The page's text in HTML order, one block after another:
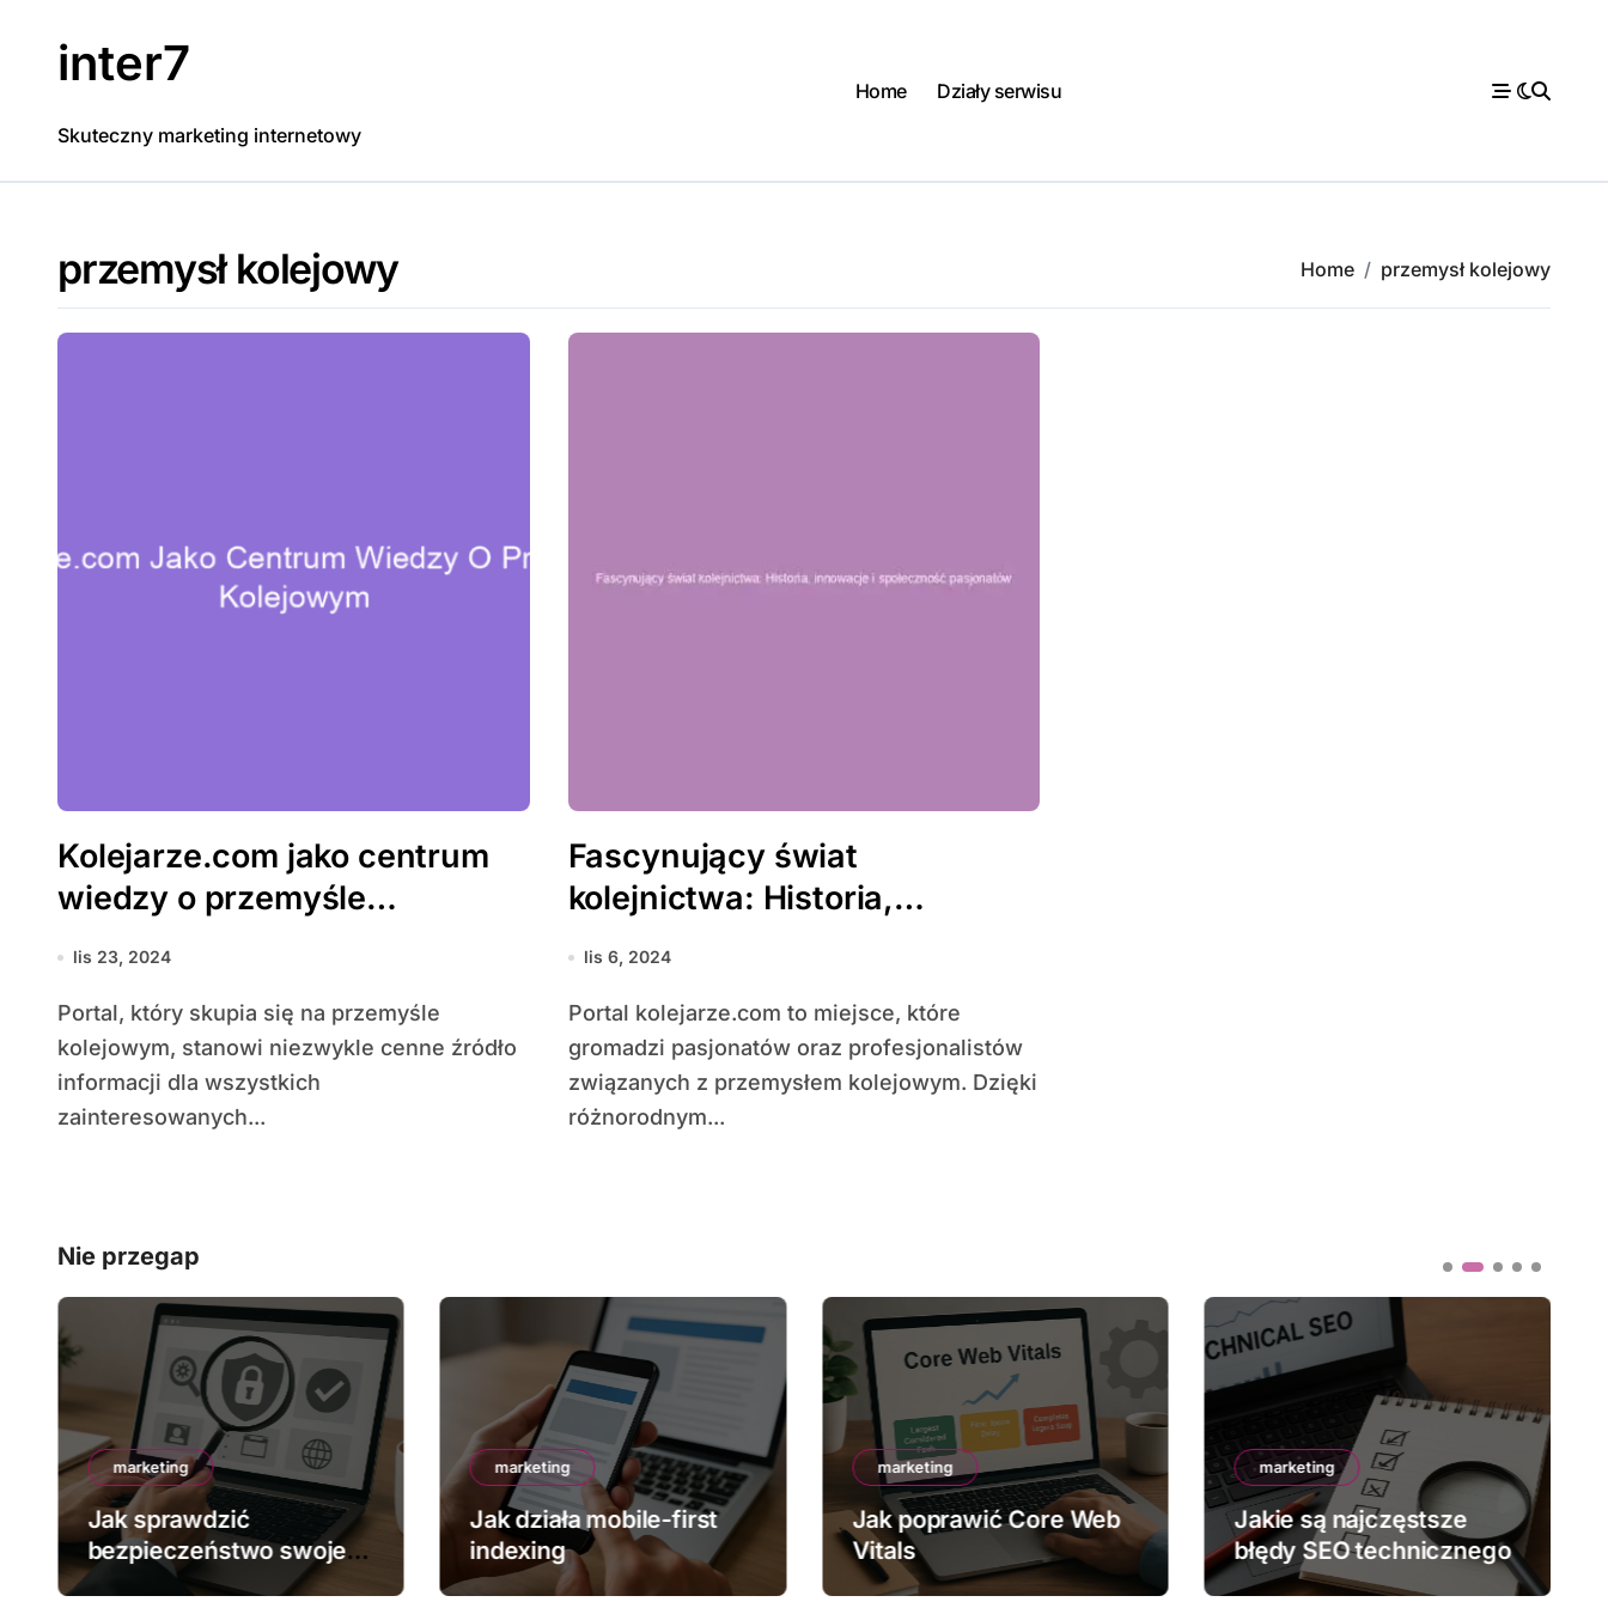
inter7
Skuteczny marketing internetowy
Home Działy serwisu
przemysł kolejowy Home przemysł kolejowy
Kolejarze.com jako centrum
wiedzy o przemyśle
kolejowym
lis 23, 2024
Portal, który skupia się na przemyśle
kolejowym, stanowi niezwykle cenne źródło
informacji dla wszystkich
zainteresowanych...
Fascynujący świat
kolejnictwa: Historia,
innowacje i społeczność
lis 6, 2024
Portal kolejarze.com to miejsce, które
gromadzi pasjonatów oraz profesjonalistów
związanych z przemysłem kolejowym. Dzięki
różnorodnym...
Nie przegap
marketing
Jak sprawdzić
bezpieczeństwo swojej
strony
marketing
Jak działa mobile-first
indexing
marketing
Jak poprawić Core Web
Vitals
marketing
Jakie są najczęstsze
błędy SEO technicznego